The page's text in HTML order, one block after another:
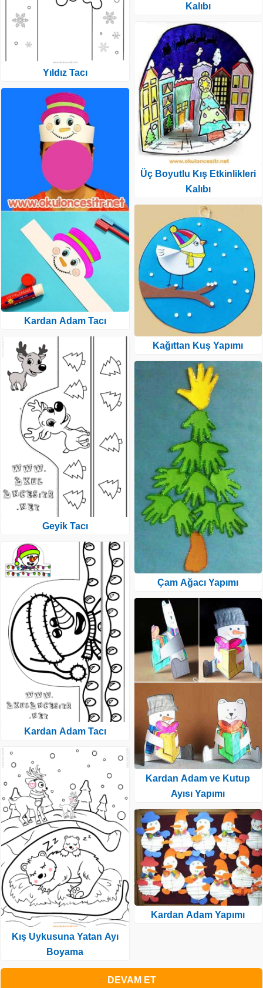
Yıldız Tacı
Kardan Adam Tacı
Geyik Tacı
Kardan Adam Tacı
Kış Uykusuna Yatan Ayı
Boyama
Kalıbı
Üç Boyutlu Kış Etkinlikleri
Kalıbı
Kağıttan Kuş Yapımı
Çam Ağacı Yapımı
Kardan Adam ve Kutup
Ayısı Yapımı
Kardan Adam Yapımı
DEVAM ET